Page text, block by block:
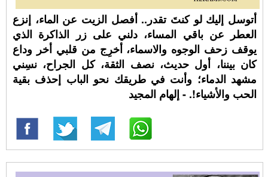
أتوسل إليك لو كنتَ تقدر.. أفصل الزيت عن الماء، إنزع
العطر عن باقي المساء، دلني على زر الذاكرة الذي
يوقف زحف الوجوه والاسماء، أخرِج من قلبي أخر وداع
كان بيننا، أول حديث، نصف الثقة، كل الجراح، نسِني
مشهد الدماء؛ وأنت في طريقك نحو الباب إحذف بقية
الحب والأشياء!. - إلهام المجيد